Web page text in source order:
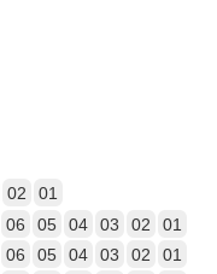
02 01
06 05 04 03 02 01
06 05 04 03 02 01